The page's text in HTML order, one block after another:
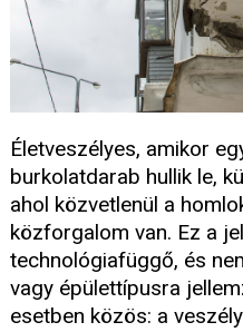
Életveszélyes, amikor
burkolatdarab hullik le,
ahol közvetlenül a
közforgalom van. Ez a
technológiafüggő, és
vagy épülettípusra
esetben közös: a